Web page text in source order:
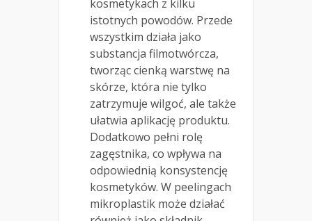
kosmetykach z kilku
istotnych powodów. Przede
wszystkim działa jako
substancja filmotwórcza,
tworząc cienką warstwę na
skórze, która nie tylko
zatrzymuje wilgoć, ale także
ułatwia aplikację produktu.
Dodatkowo pełni rolę
zagęstnika, co wpływa na
odpowiednią konsystencję
kosmetyków. W peelingach
mikroplastik może działać